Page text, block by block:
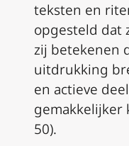
teksten en
opgesteld dat
zij betekenen
uitdrukking
en actieve
gemakkelijker
50).